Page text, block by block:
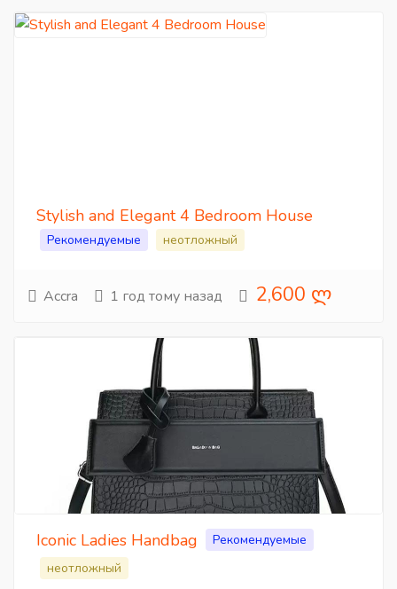
Stylish and Elegant 4 Bedroom House
Рекомендуемые неотложный
Accra 1 год тому назад 2,600 ლ
Iconic Ladies Handbag
Рекомендуемые
неотложный